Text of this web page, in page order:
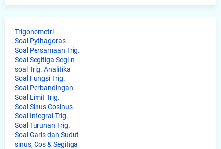
Trigonometri
Soal Pythagoras
Soal Persamaan Trig.
Soal Segitiga Segi-n
soal Trig. Analitika
Soal Fungsi Trig.
Soal Perbandingan
Soal Limit Trig.
Soal Sinus Cosinus
Soal Integral Trig.
Soal Turunan Trig.
Soal Garis dan Sudut
sinus, Cos & Segitiga